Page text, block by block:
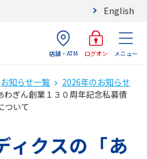
English
店舗・ATM ログオン メニュー
お知らせ一覧
2026年のお知らせ
ぎん創業１３０周年記念私募債
ついて
ィクスの「あ